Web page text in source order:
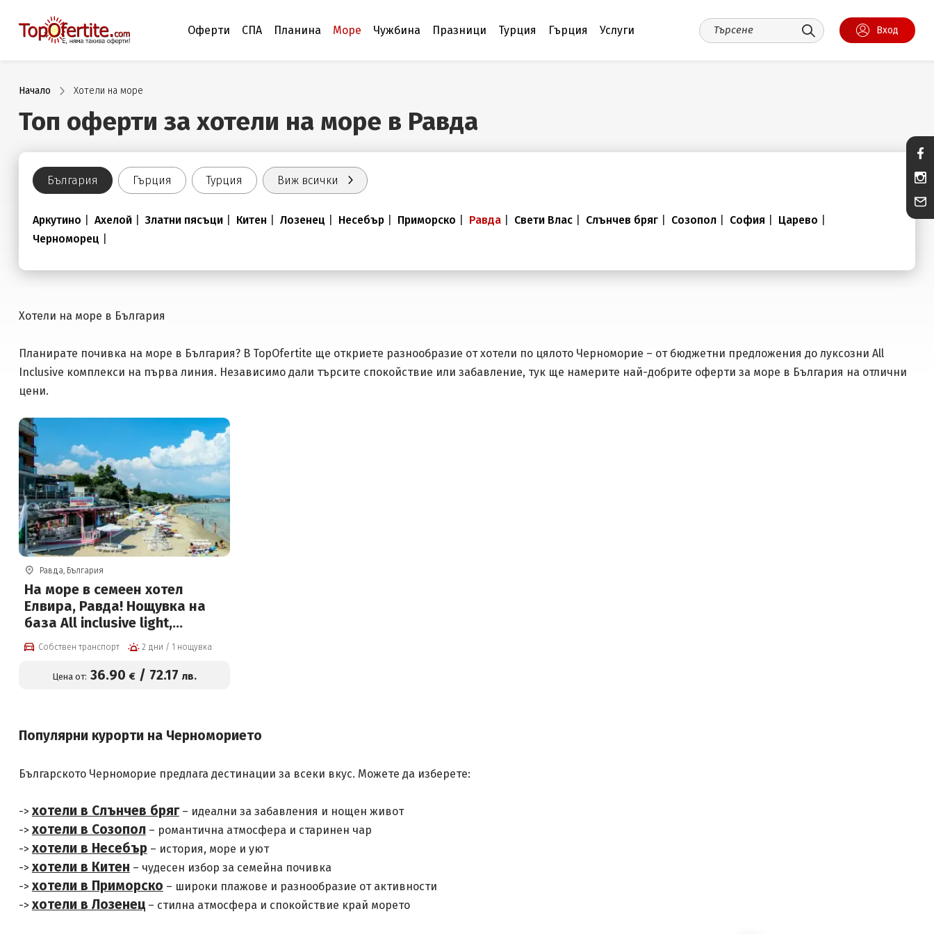
Оферти СПА Планина Море Чужбина Празници Турция Гърция Услуги Вход
Начало Хотели на море
Топ оферти за хотели на море в Равда
България Гърция Турция Виж всички
Аркутино Ахелой|Златни пясъци| Китен Лозенец Несебър| Приморско Равда| Свети Влас| Слънчев бряг| Созопол| София Царево
Черноморец
Хотели на море в България
Планирате почивка на море в България? В TopOfertite ще откриете разнообразие от хотели по цялото Черноморие – от бюджетни предложения до луксозни All
Inclusive комплекси на първа линия. Независимо дали търсите спокойствие или забавление, тук ще намерите най-добрите оферти за море в България на отлични
цени.
Равда, България
На море в семеен хотел
Елвира, Равда! Нощувка на
база All inclusive light,
външен басейн, паркинг,
шезлонг, чадър и напитки на
плажа на цени от 36,90 евро
Собствен транспорт 2 дни / 1 нощувка
Цена от: 36.90 €/ 72.17 лв.
Популярни курорти на Черноморието
Българското Черноморие предлага дестинации за всеки вкус. Можете да изберете:
-> хотели в Слънчев бряг– идеални за забавления и нощен живот
-> хотели в Созопол– романтична атмосфера и старинен чар
-> хотели в Несебър– история, море и уют
-> хотели в Китен – чудесен избор за семейна почивка
-> хотели в Приморско – широки плажове и разнообразие от активности
-> хотели в Лозенец– стилна атмосфера и спокойствие край морето